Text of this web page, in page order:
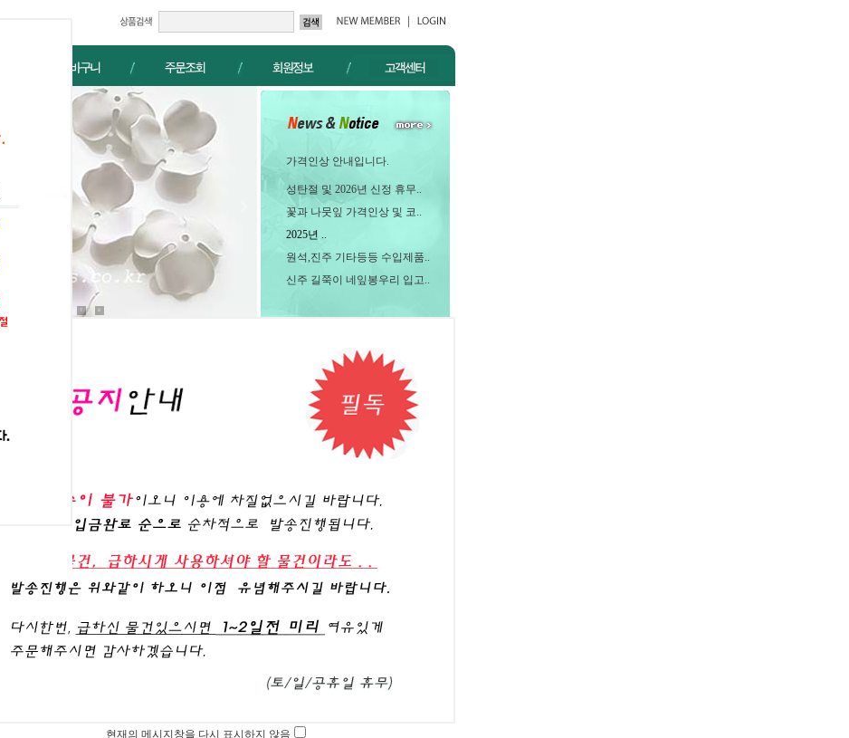
8
가격인상 안내입니다.
성탄절 및 2026년 신정 휴무..
꽃과 나뭇잎 가격인상 및 코..
2025년 ..
원석,진주 기타등등 수입제품..
신주 길쭉이 네잎봉우리 입고..
금+보라 펄 코팅)
네추럴 고양이 2
금+실버 펄 무광 코팅)
꽃과 나뭇잎 반구멍캡 셀룰로이드 도넛
2,400원
현재의 메시지창을 다시 표시하지 않음